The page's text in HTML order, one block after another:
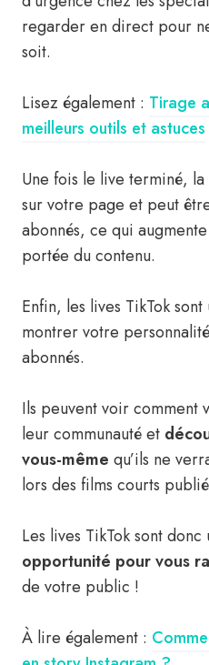
regarder en direct pour
soit.
Lisez également : Tirage
meilleurs outils et astuces
Une fois le live terminé,
sur votre page et peut
abonnés, ce qui
portée du contenu.
Enfin, les lives TikTok
montrer votre
abonnés.
Ils peuvent voir comment
leur communauté et
vous-même qu’ils ne
lors des films courts
Les lives TikTok sont donc
opportunité pour vous
de votre public !
À lire également :